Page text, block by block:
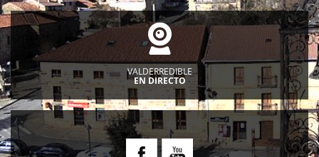
VALDERREDIBLE
EN DIRECTO